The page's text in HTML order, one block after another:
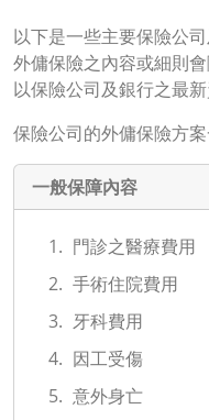
以下是一些主要保險公
外傭保險之內容或細則
以保險公司及銀行之最新
保險公司的外傭保險方
一般保障內容
門診之醫療費用
手術住院費用
牙科費用
因工受傷
意外身亡